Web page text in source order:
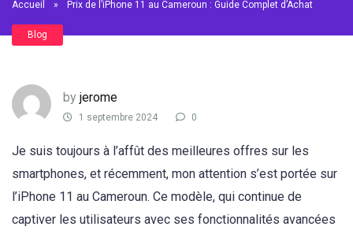
Accueil » Prix de l’iPhone 11 au Cameroun : Guide Complet d’Achat
Blog
by jerome
1 septembre 2024 0
Je suis toujours à l’affût des meilleures offres sur les
smartphones, et récemment, mon attention s’est portée sur
l’iPhone 11 au Cameroun. Ce modèle, qui continue de
captiver les utilisateurs avec ses fonctionnalités avancées